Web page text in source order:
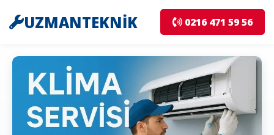
UZMANTEKNİK 0216 471 59 56